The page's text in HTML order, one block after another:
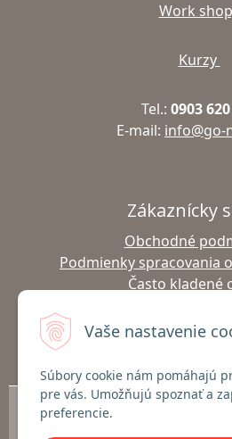
Vaše nastavenie
Súbory cookie nám pomáhajú
pre vás. Umožňujú spoznať a
preferencie.
Work
Kurzy
Tel.: 0903
E-mail: info@go-
Zákaznícky
Obchodné
Podmienky spracovania
Často kladené
Vrátenie
© 2026 Predaj outdoor oblečenia Go-noow
Turistika, Lyžovanie | go-noow.sk •